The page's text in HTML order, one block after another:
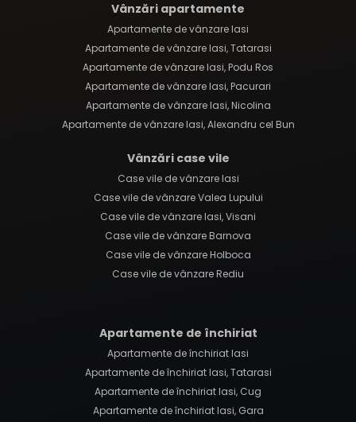
Vânzări apartamente
Apartamente de vânzare Iasi
Apartamente de vânzare Iasi, Tatarasi
Apartamente de vânzare Iasi, Podu Ros
Apartamente de vânzare Iasi, Pacurari
Apartamente de vânzare Iasi, Nicolina
Apartamente de vânzare Iasi, Alexandru cel Bun
Vânzări case vile
Case vile de vânzare Iasi
Case vile de vânzare Valea Lupului
Case vile de vânzare Iasi, Visani
Case vile de vânzare Barnova
Case vile de vânzare Holboca
Case vile de vânzare Rediu
Apartamente de închiriat
Apartamente de închiriat Iasi
Apartamente de închiriat Iasi, Tatarasi
Apartamente de închiriat Iasi, Cug
Apartamente de închiriat Iasi, Gara